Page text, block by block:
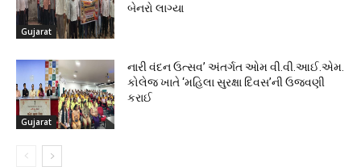
Gujarat
બેનરો લાગ્યા
Gujarat
નારી વંદન ઉત્સવ’ અંતર્ગત ઓમ વી.વી.આઈ.એમ.
કોલેજ ખાતે ‘મહિલા સુરક્ષા દિવસ’ની ઉજવણી
કરાઈ